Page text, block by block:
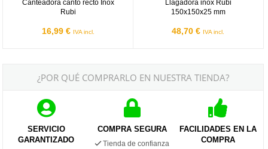
Canteadora canto recto Inox
Rubi
16,99 € IVA incl.
Llagadora inox Rubi
150x150x25 mm
48,70 € IVA incl.
¿POR QUÉ COMPRARLO EN NUESTRA TIENDA?
SERVICIO
GARANTIZADO
COMPRA SEGURA
Tienda de confianza
FACILIDADES EN LA
COMPRA